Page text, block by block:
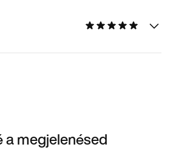
a megjelenésed